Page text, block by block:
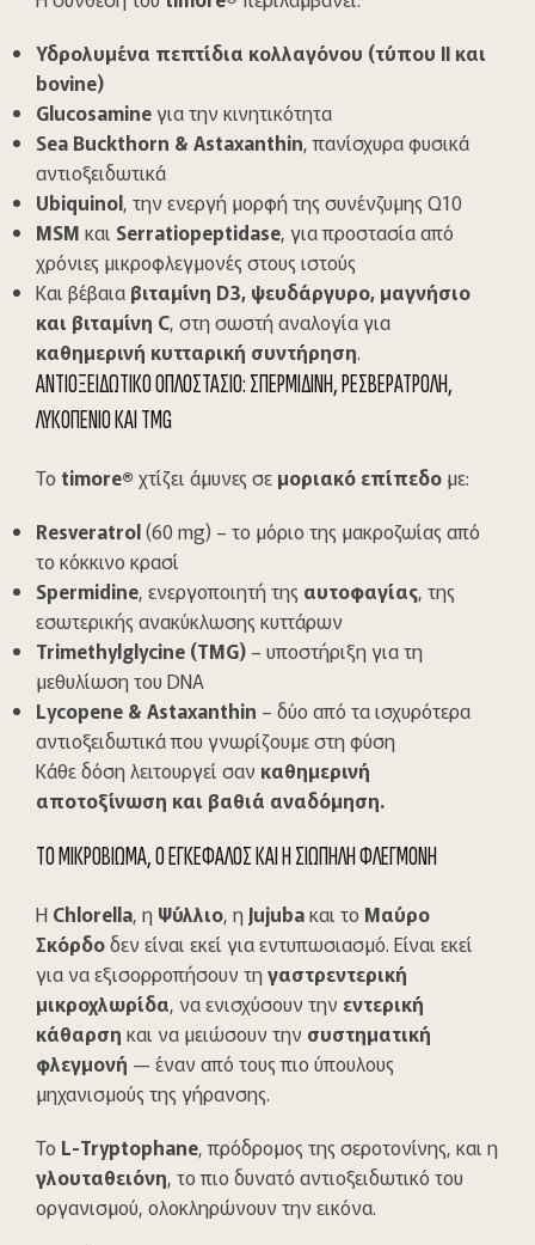
Υδρολυμένα πεπτίδια κολλαγόνου (τύπου II και
bovine)
Glucosamineγια την κινητικότητα
Sea Buckthorn & Astaxanthin, πανίσχυρα φυσικά
αντιοξειδωτικά
Ubiquinol, την ενεργή μορφή της συνένζυμης Q10
MSM και Serratiopeptidase, για προστασία από
χρόνιες μικροφλεγμονές στους ιστούς
Και βέβαια βιταμίνη D3, ψευδάργυρο, μαγνήσιο
και βιταμίνη C, στη σωστή αναλογία για
καθημερινή κυτταρική συντήρηση.
ΑΝΤΙΟΞΕΙΔΩΤΙΚΟ ΟΠΛΟΣΤΑΣΙΟ: ΣΠΕΡΜΙΔΙΝΗ, ΡΕΣΒΕΡΑΤΡΟΛΗ,
ΛΥΚΟΠΕΝΙΟ ΚΑΙ TMG
Το timore® χτίζει άμυνες σε μοριακό επίπεδο με:
Resveratrol(60 mg) – το μόριο της μακροζωίας από
το κόκκινο κρασί
Spermidine, ενεργοποιητή της αυτοφαγίας, της
εσωτερικής ανακύκλωσης κυττάρων
Trimethylglycine (TMG) – υποστήριξη για τη
μεθυλίωση του DNA
Lycopene & Astaxanthin – δύο από τα ισχυρότερα
αντιοξειδωτικά που γνωρίζουμε στη φύση
Κάθε δόση λειτουργεί σαν καθημερινή
αποτοξίνωση και βαθιά αναδόμηση.
ΤΟ ΜΙΚΡΟΒΙΩΜΑ, Ο ΕΓΚΕΦΑΛΟΣ ΚΑΙ Η ΣΙΩΠΗΛΗ ΦΛΕΓΜΟΝΗ
Η Chlorella, η Ψύλλιο, η Jujubaκαι το Μαύρο
Σκόρδοδεν είναι εκεί για εντυπωσιασμό. Είναι εκεί
για να εξισορροπήσουν τηγαστρεντερική
μικροχλωρίδα, να ενισχύσουν την εντερική
κάθαρση και να μειώσουν την συστηματική
φλεγμονή — έναν από τους πιο ύπουλους
μηχανισμούς της γήρανσης.
Το L-Tryptophane, πρόδρομος της σεροτονίνης, και η
γλουταθειόνη, το πιο δυνατό αντιοξειδωτικό του
οργανισμού, ολοκληρώνουν την εικόνα.